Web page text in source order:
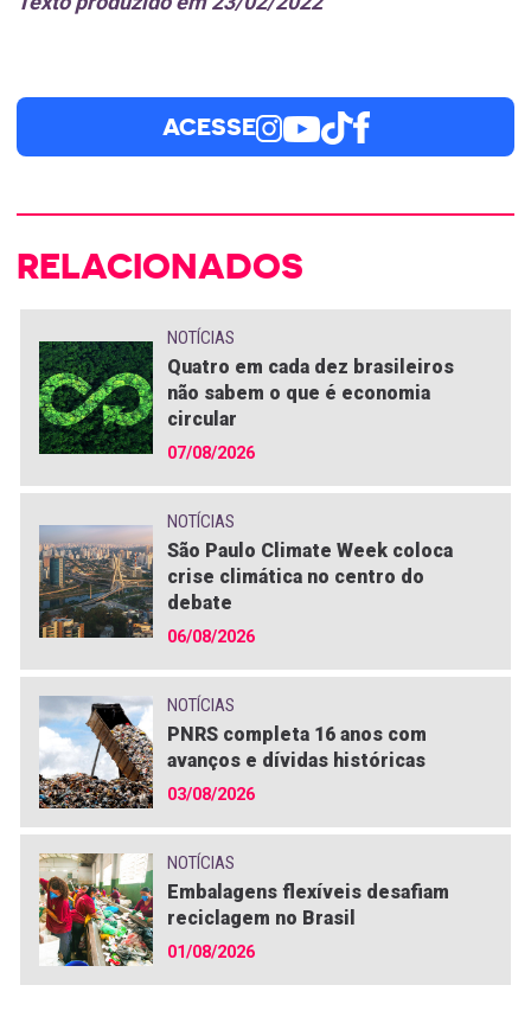
ACESSE
RELACIONADOS
NOTÍCIAS
Quatro em cada dez brasileiros
não sabem o que é economia
circular
07/08/2026
NOTÍCIAS
São Paulo Climate Week coloca
crise climática no centro do
debate
06/08/2026
NOTÍCIAS
PNRS completa 16 anos com
avanços e dívidas históricas
03/08/2026
NOTÍCIAS
Embalagens flexíveis desafiam
reciclagem no Brasil
01/08/2026